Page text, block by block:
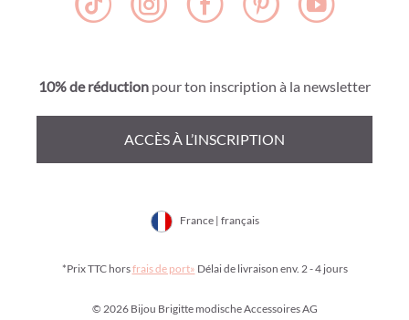
10% de réduction pour ton inscription à la newsletter
ACCÈS À L’INSCRIPTION
France | français
*Prix TTC horsfrais de port» Délai de livraison env. 2 - 4 jours
© 2026 Bijou Brigitte modische Accessoires AG